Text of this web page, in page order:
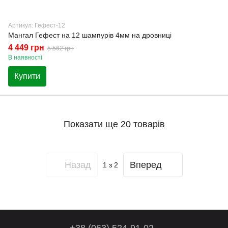
Артикул: Гефест-12
Мангал Гефест на 12 шампурів 4мм на дровниці
4 449 грн 5 562 грн
В наявності
Купити
Показати ще 20 товарів
Назад 1 з 2 Вперед